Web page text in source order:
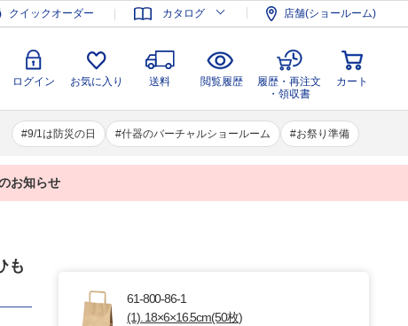
クイックオーダー カタログ 店舗(ショールーム)
ログイン お気に入り 送料 閲覧履歴
履歴・再注文
・領収書
カート
9/1は防災の日 什器のバーチャルショールーム お祭り準備
登録 ログイン お気に入り 送料 閲覧履歴
履歴・再注文
・領収書
カート
お知らせ
も
61-800-86-1
(1). 18×6×16.5cm(50枚)